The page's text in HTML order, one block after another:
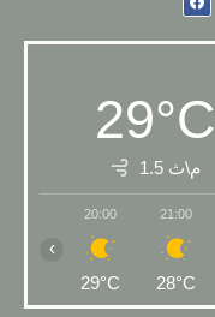
29°C
1.5 م\ث
20:00
29°C
21:00
28°C
‹